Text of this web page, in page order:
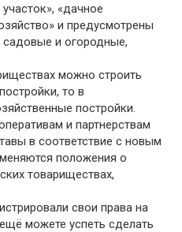
«дачное
и предусмотрены
садовые и огородные,
можно строить
то в
постройки.
и партнерствам
в соответствие с новым
положения о
товариществах,
свои права на
можете успеть сделать